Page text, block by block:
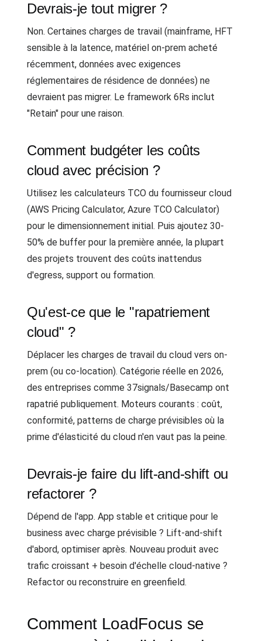
Devrais-je tout migrer ?
Non. Certaines charges de travail (mainframe, HFT
sensible à la latence, matériel on-prem acheté
récemment, données avec exigences
réglementaires de résidence de données) ne
devraient pas migrer. Le framework 6Rs inclut
"Retain" pour une raison.
Comment budgéter les coûts
cloud avec précision ?
Utilisez les calculateurs TCO du fournisseur cloud
(AWS Pricing Calculator, Azure TCO Calculator)
pour le dimensionnement initial. Puis ajoutez 30-
50% de buffer pour la première année, la plupart
des projets trouvent des coûts inattendus
d'egress, support ou formation.
Qu'est-ce que le "rapatriement
cloud" ?
Déplacer les charges de travail du cloud vers on-
prem (ou co-location). Catégorie réelle en 2026,
des entreprises comme 37signals/Basecamp ont
rapatrié publiquement. Moteurs courants : coût,
conformité, patterns de charge prévisibles où la
prime d'élasticité du cloud n'en vaut pas la peine.
Devrais-je faire du lift-and-shift ou
refactorer ?
Dépend de l'app. App stable et critique pour le
business avec charge prévisible ? Lift-and-shift
d'abord, optimiser après. Nouveau produit avec
trafic croissant + besoin d'échelle cloud-native ?
Refactor ou reconstruire en greenfield.
Comment LoadFocus se